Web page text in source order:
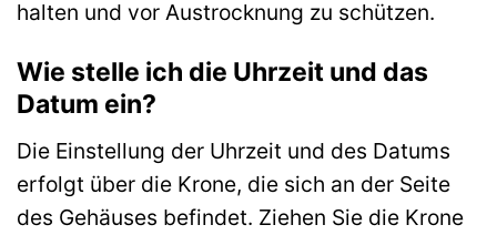
halten und vor Austrocknung zu schützen.
Wie stelle ich die Uhrzeit und das
Datum ein?
Die Einstellung der Uhrzeit und des Datums
erfolgt über die Krone, die sich an der Seite
des Gehäuses befindet. Ziehen Sie die Krone